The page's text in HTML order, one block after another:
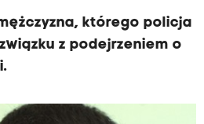
którego policja
z podejrzeniem o